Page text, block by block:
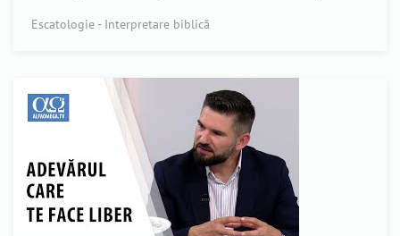
Escatologie - Interpretare biblică